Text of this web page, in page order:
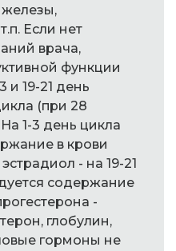
Если нет
врача,
функции
и 19-21 день
(при 28
1-3 день цикла
в крови
- на 19-21
содержание
-
глобулин,
гормоны не